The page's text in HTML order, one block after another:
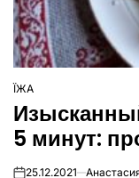
ОПУБЛІКУВАТИ
У
ЇЖА
5 минут:
25.12.2021